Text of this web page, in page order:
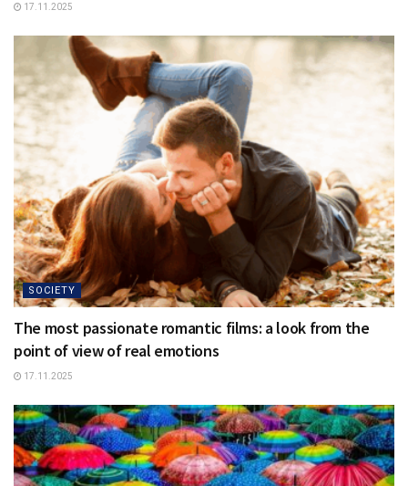
17.11.2025
SOCIETY
The most passionate romantic films: a look from the
point of view of real emotions
17.11.2025